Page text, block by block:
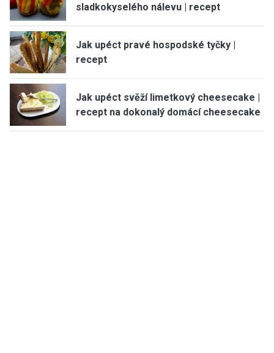
sladkokyselého nálevu | recept
Jak upéct pravé hospodské tyčky |
recept
Jak upéct svěží limetkový cheesecake |
recept na dokonalý domácí cheesecake